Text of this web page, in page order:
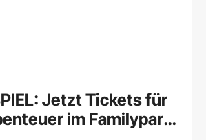
Jetzt Tickets für
im Familypark